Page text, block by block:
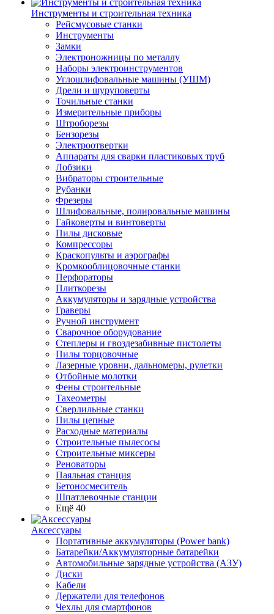
Инструменты и строительная техника
Рейсмусовые станки
Инструменты
Замки
Электроножницы по металлу
Наборы электроинструментов
Углошлифовальные машины (УШМ)
Дрели и шуруповерты
Точильные станки
Измерительные приборы
Штроборезы
Бензорезы
Электроотвертки
Аппараты для сварки пластиковых труб
Лобзики
Вибраторы строительные
Рубанки
Фрезеры
Шлифовальные, полировальные машины
Гайковерты и винтоверты
Пилы дисковые
Компрессоры
Краскопульты и аэрографы
Кромкооблицовочные станки
Перфораторы
Плиткорезы
Аккумуляторы и зарядные устройства
Граверы
Ручной инструмент
Сварочное оборудование
Степлеры и гвоздезабивные пистолеты
Пилы торцовочные
Лазерные уровни, дальномеры, рулетки
Отбойные молотки
Фены строительные
Тахеометры
Сверлильные станки
Пилы цепные
Расходные материалы
Строительные пылесосы
Строительные миксеры
Реноваторы
Паяльная станция
Бетоносмеситель
Шпатлевочные станции
Ещё 40
Аксессуары
Портативные аккумуляторы (Power bank)
Батарейки/Аккумуляторные батарейки
Автомобильные зарядные устройства (АЗУ)
Диски
Кабели
Держатели для телефонов
Чехлы для смартфонов